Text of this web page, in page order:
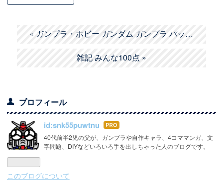
« ガンプラ・ホビー ガンダム ガンプラ パッ…
雑記 みんな100点 »
プロフィール
id:snk55puwtnu はて
なブ
ログ
40代前半2児の父が、ガンプラや自作キャラ、4コママンガ、文
字問題、DIYなどいろいろ手を出しちゃった人のブログです。
このブログについて